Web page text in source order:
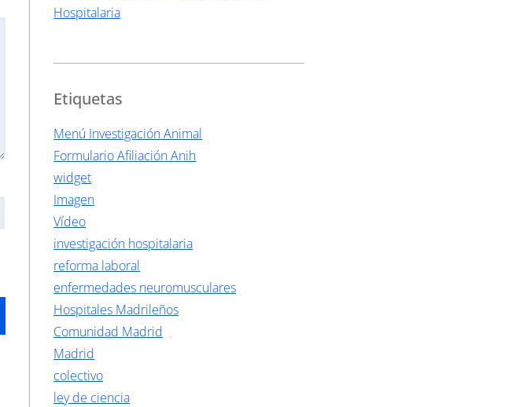
Hospitalaria
Etiquetas
Menú Investigación Animal
Formulario Afiliación Anih
widget
Imagen
Vídeo
investigación hospitalaria
reforma laboral
enfermedades neuromusculares
Hospitales Madrileños
Comunidad Madrid
Madrid
colectivo
ley de ciencia